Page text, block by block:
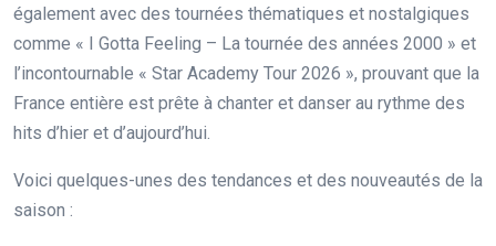
également avec des tournées thématiques et nostalgiques
comme « I Gotta Feeling – La tournée des années 2000 » et
l’incontournable « Star Academy Tour 2026 », prouvant que la
France entière est prête à chanter et danser au rythme des
hits d’hier et d’aujourd’hui.
Voici quelques-unes des tendances et des nouveautés de la
saison :